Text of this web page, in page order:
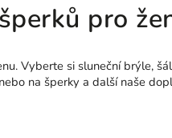
pro
Vyberte si sluneční brýle,
na šperky a další naše